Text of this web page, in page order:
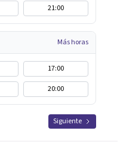
21:00
Más horas
17:00
20:00
Siguiente